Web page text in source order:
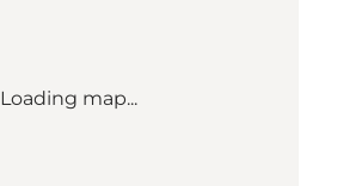
Loading map...